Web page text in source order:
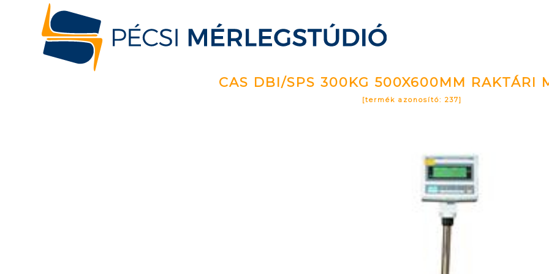
CAS DBI/SPS 300KG 500X600MM RAKTÁRI
[termék azonosító: 237]